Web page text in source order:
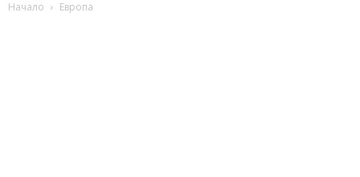
Начало Европа